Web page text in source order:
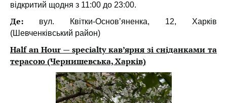
відкритий щодня з 11:00 до 23:00.
Де: вул. Квітки-Основ’яненка, 12, Харків
(Шевченківський район)
Half an Hour — specialty кав’ярня зі сніданками та
терасою (Чернишевська, Харків)